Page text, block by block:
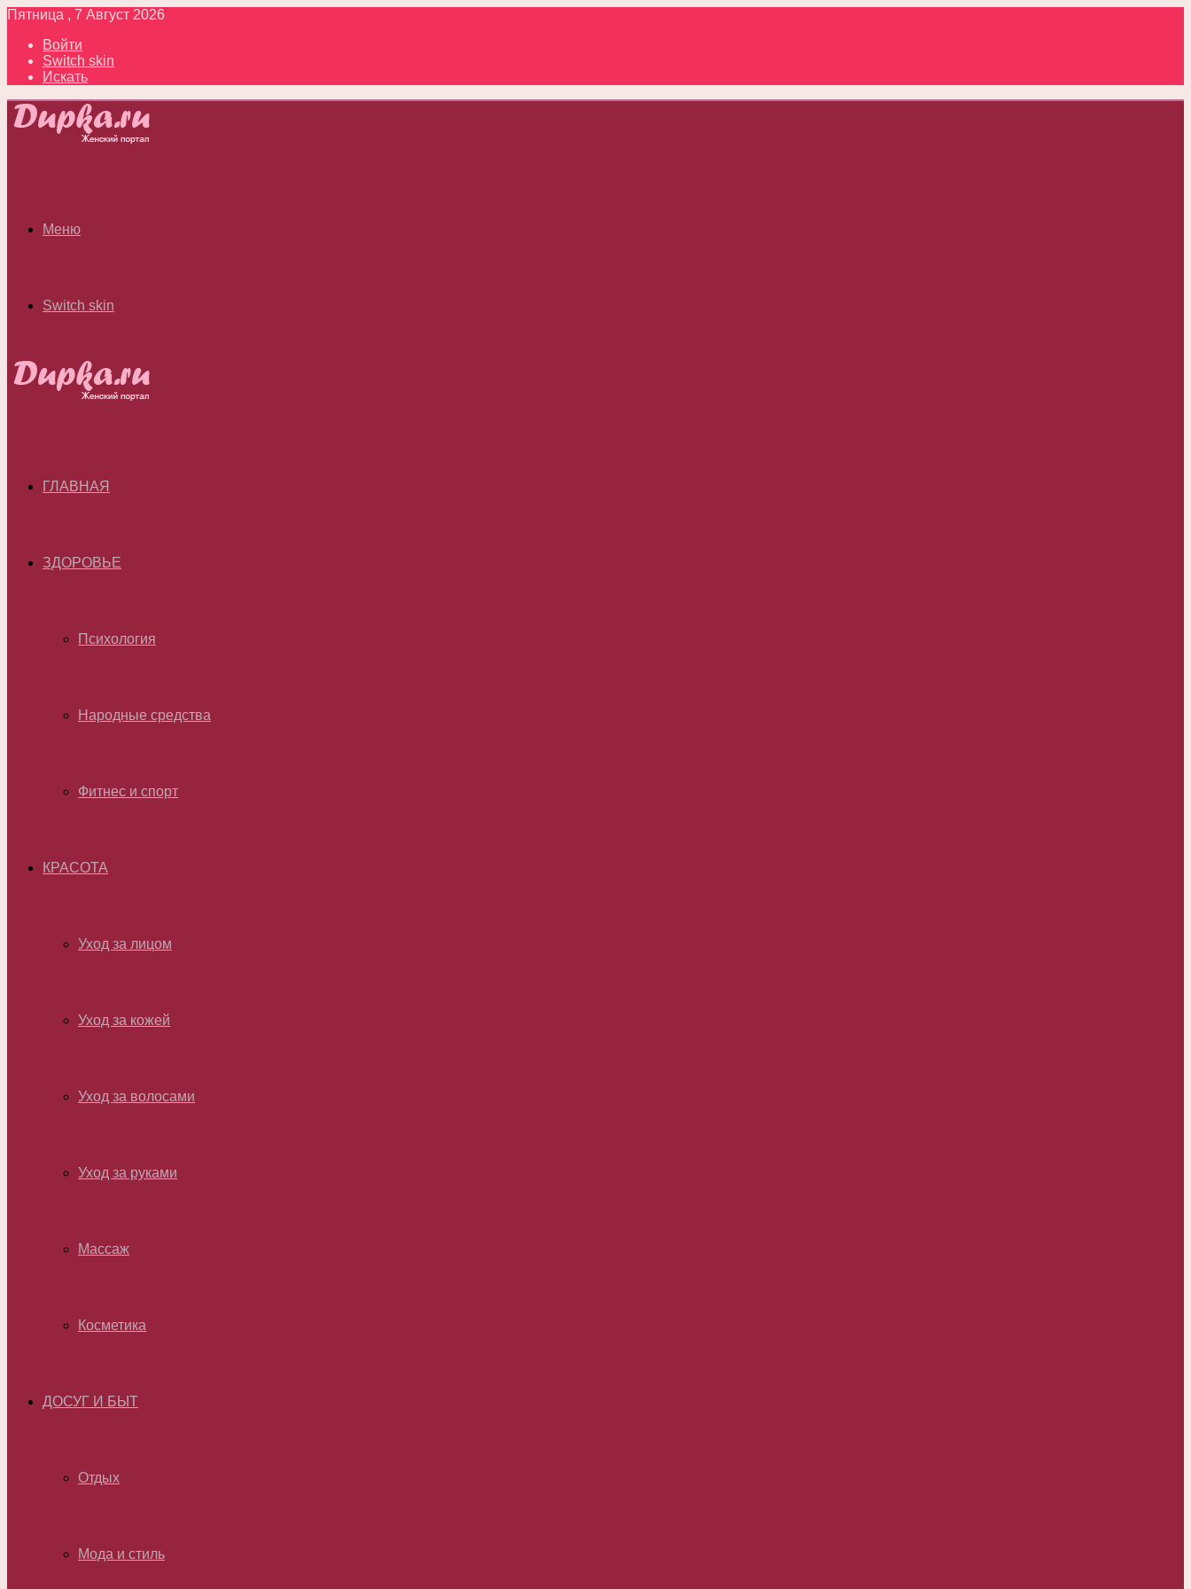
Пятница , 7 Август 2026
Войти
Switch skin
Искать
Меню
Switch skin
ГЛАВНАЯ
ЗДОРОВЬЕ
Психология
Народные средства
Фитнес и спорт
КРАСОТА
Уход за лицом
Уход за кожей
Уход за волосами
Уход за руками
Массаж
Косметика
ДОСУГ И БЫТ
Отдых
Мода и стиль